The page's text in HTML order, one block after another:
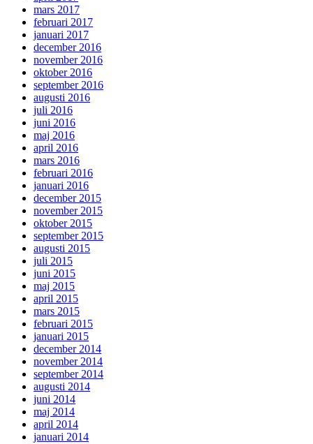
mars 2017
februari 2017
januari 2017
december 2016
november 2016
oktober 2016
september 2016
augusti 2016
juli 2016
juni 2016
maj 2016
april 2016
mars 2016
februari 2016
januari 2016
december 2015
november 2015
oktober 2015
september 2015
augusti 2015
juli 2015
juni 2015
maj 2015
april 2015
mars 2015
februari 2015
januari 2015
december 2014
november 2014
september 2014
augusti 2014
juni 2014
maj 2014
april 2014
januari 2014